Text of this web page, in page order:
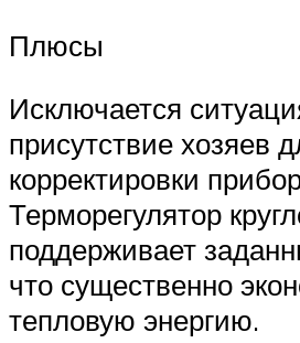
Плюсы
Исключается
присутствие хозяев
корректировки
Терморегулятор
поддерживает
что существенно
тепловую энергию.